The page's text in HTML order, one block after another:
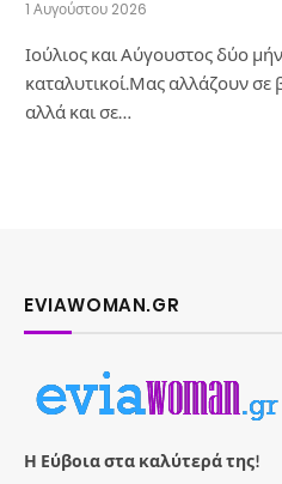
1 Αυγούστου 2026
Ιούλιος και Αύγουστος δύο
καταλυτικοί.Μας αλλάζουν
αλλά και σε…
EVIAWOMAN.GR
Η Εύβοια στα καλύτερά της!